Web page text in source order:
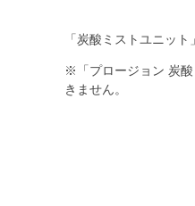
「炭酸ミストユニッ
※「プロージョン 炭
きません。